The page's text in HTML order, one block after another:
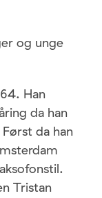
og unge
Han
da han
da han
Tristan